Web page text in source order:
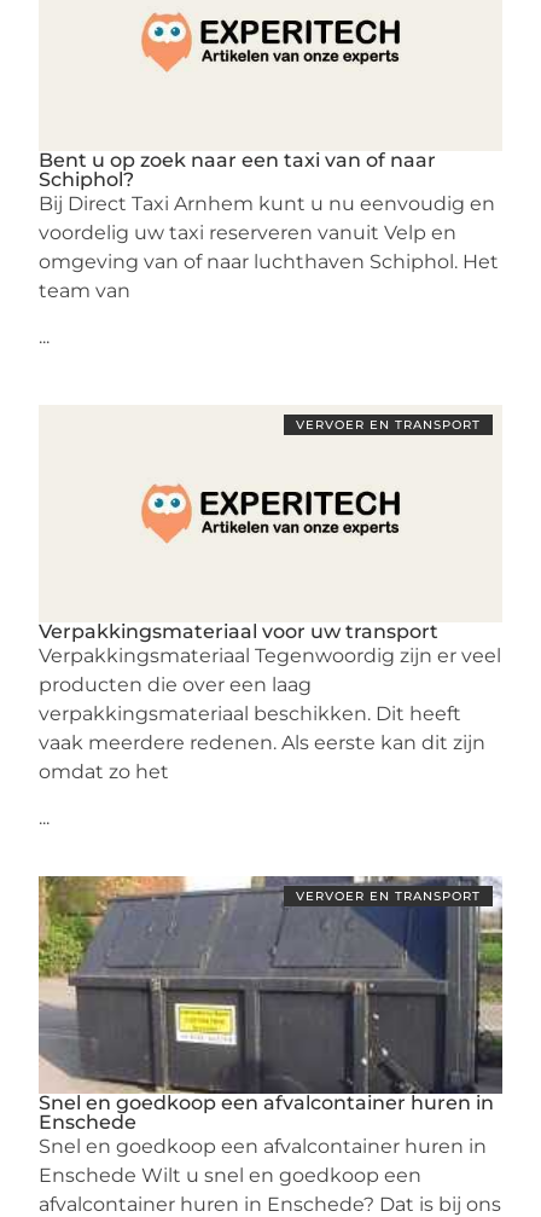
Bent u op zoek naar een taxi van of naar
Schiphol?
Bij Direct Taxi Arnhem kunt u nu eenvoudig en
voordelig uw taxi reserveren vanuit Velp en
omgeving van of naar luchthaven Schiphol. Het
team van
...
VERVOER EN TRANSPORT
Verpakkingsmateriaal voor uw transport
Verpakkingsmateriaal Tegenwoordig zijn er veel
producten die over een laag
verpakkingsmateriaal beschikken. Dit heeft
vaak meerdere redenen. Als eerste kan dit zijn
omdat zo het
...
VERVOER EN TRANSPORT
Snel en goedkoop een afvalcontainer huren in
Enschede
Snel en goedkoop een afvalcontainer huren in
Enschede Wilt u snel en goedkoop een
afvalcontainer huren in Enschede? Dat is bij ons